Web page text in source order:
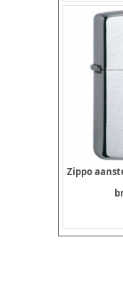
Zippo